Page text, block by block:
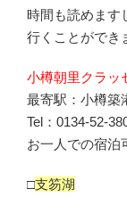
時間も読めます
行くことができ
小樽朝里クラッ
最寄駅：小樽築
Tel：0134-52-
お一人での宿泊
□支笏湖